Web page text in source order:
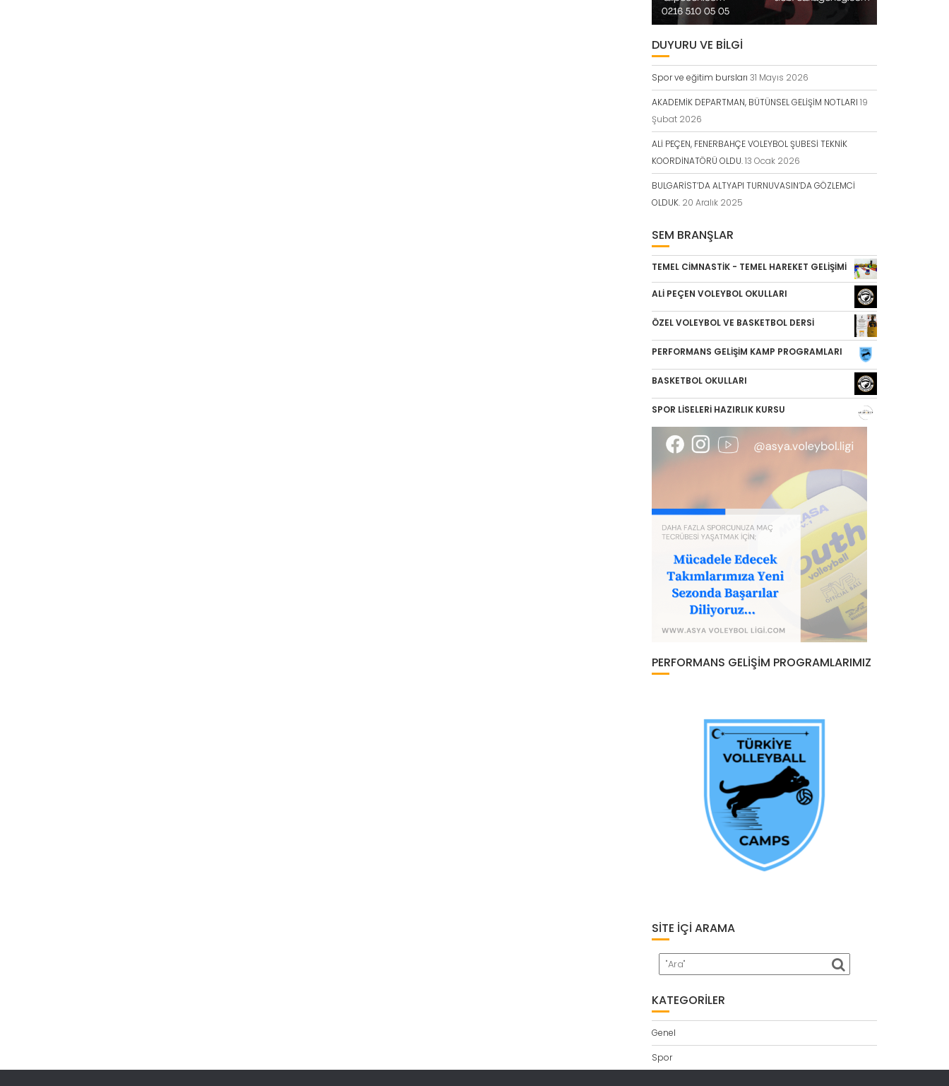
DUYURU VE BİLGİ
Spor ve eğitim bursları 31 Mayıs 2026
AKADEMİK DEPARTMAN, BÜTÜNSEL GELİŞİM NOTLARI 19
Şubat 2026
ALİ PEÇEN, FENERBAHÇE VOLEYBOL ŞUBESİ TEKNİK
KOORDİNATÖRÜ OLDU.13 Ocak 2026
BULGARİST’DA ALTYAPI TURNUVASIN’DA GÖZLEMCİ
OLDUK. 20 Aralık 2025
SEM BRANŞLAR
TEMEL CİMNASTİK - TEMEL HAREKET GELİŞİMİ
ALİ PEÇEN VOLEYBOL OKULLARI
ÖZEL VOLEYBOL VE BASKETBOL DERSİ
PERFORMANS GELİŞİM KAMP PROGRAMLARI
BASKETBOL OKULLARI
SPOR LİSELERİ HAZIRLIK KURSU
PERFORMANS GELIŞIM PROGRAMLARIMIZ
SITE İÇI ARAMA
KATEGORILER
Genel
Spor